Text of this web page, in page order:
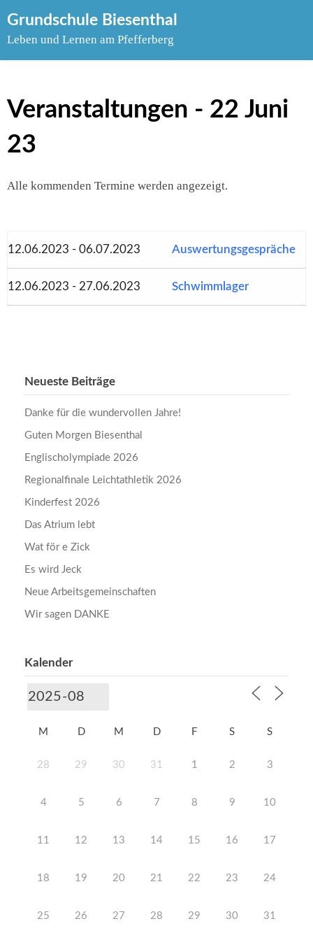
to
Grundschule Biesenthal
Leben und Lernen am Pfefferberg
Veranstaltungen - 22 Juni
23
Alle kommenden Termine werden angezeigt.
12.06.2023 - 06.07.2023 Auswertungsgespräche
12.06.2023 - 27.06.2023 Schwimmlager
Neueste Beiträge
Danke für die wundervollen Jahre!
Guten Morgen Biesenthal
Englischolympiade 2026
Regionalfinale Leichtathletik 2026
Kinderfest 2026
Das Atrium lebt
Wat för e Zick
Es wird Jeck
Neue Arbeitsgemeinschaften
Wir sagen DANKE
Kalender
M D M D F S S
28 29 30 31 1 2 3
4 5 6 7 8 9 10
11 12 13 14 15 16 17
18 19 20 21 22 23 24
25 26 27 28 29 30 31